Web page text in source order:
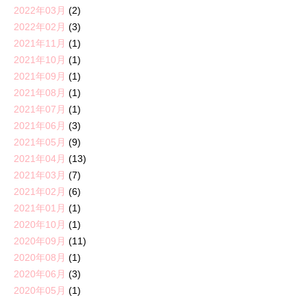
2022年03月 (2)
2022年02月 (3)
2021年11月 (1)
2021年10月 (1)
2021年09月 (1)
2021年08月 (1)
2021年07月 (1)
2021年06月 (3)
2021年05月 (9)
2021年04月 (13)
2021年03月 (7)
2021年02月 (6)
2021年01月 (1)
2020年10月 (1)
2020年09月 (11)
2020年08月 (1)
2020年06月 (3)
2020年05月 (1)